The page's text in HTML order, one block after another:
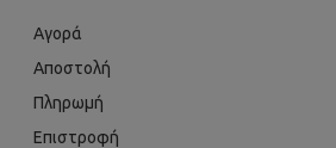
Αγορά
Αποστολή
Πληρωμή
Επιστροφή